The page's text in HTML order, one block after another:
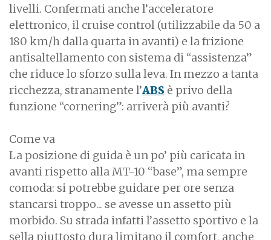
livelli. Confermati anche l’acceleratore
elettronico, il cruise control (utilizzabile da 50 a
180 km/h dalla quarta in avanti) e la frizione
antisaltellamento con sistema di “assistenza”
che riduce lo sforzo sulla leva. In mezzo a tanta
ricchezza, stranamente l’ABS è privo della
funzione “cornering”: arriverà più avanti?
Come va
La posizione di guida è un po’ più caricata in
avanti rispetto alla MT-10 “base”, ma sempre
comoda: si potrebbe guidare per ore senza
stancarsi troppo... se avesse un assetto più
morbido. Su strada infatti l’assetto sportivo e la
sella piuttosto dura limitano il comfort, anche